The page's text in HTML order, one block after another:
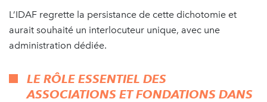
L’IDAF regrette la persistance de cette dichotomie et
aurait souhaité un interlocuteur unique, avec une
administration dédiée.
LE RÔLE ESSENTIEL DES
ASSOCIATIONS ET FONDATIONS DANS